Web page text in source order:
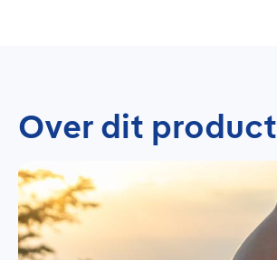
Over dit product